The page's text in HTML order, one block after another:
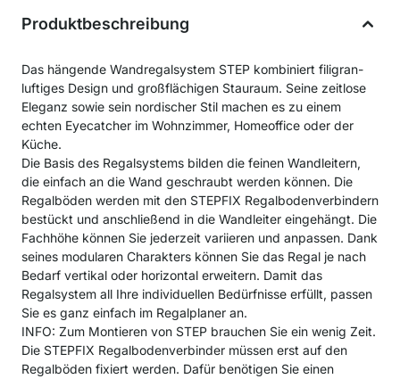
Produktbeschreibung
Das hängende Wandregalsystem STEP kombiniert filigran-
luftiges Design und großflächigen Stauraum. Seine zeitlose
Eleganz sowie sein nordischer Stil machen es zu einem
echten Eyecatcher im Wohnzimmer, Homeoffice oder der
Küche.
Die Basis des Regalsystems bilden die feinen Wandleitern,
die einfach an die Wand geschraubt werden können. Die
Regalböden werden mit den STEPFIX Regalbodenverbindern
bestückt und anschließend in die Wandleiter eingehängt. Die
Fachhöhe können Sie jederzeit variieren und anpassen. Dank
seines modularen Charakters können Sie das Regal je nach
Bedarf vertikal oder horizontal erweitern. Damit das
Regalsystem all Ihre individuellen Bedürfnisse erfüllt, passen
Sie es ganz einfach im Regalplaner an.
INFO: Zum Montieren von STEP brauchen Sie ein wenig Zeit.
Die STEPFIX Regalbodenverbinder müssen erst auf den
Regalböden fixiert werden. Dafür benötigen Sie einen